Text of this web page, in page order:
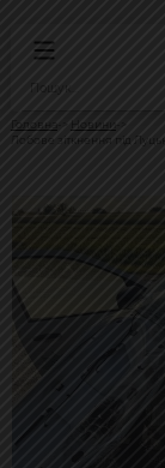
Головна
Новини
Лобове зіткнення під